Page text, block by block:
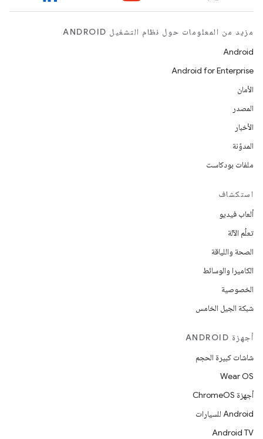
مزيد من المعلومات حول نظام التشغيل ANDROID
Android
Android for Enterprise
الأمان
المصدر
الأخبار
المدوّنة
ملفات بودكاست
استكشاف
ألعاب فيديو
تعلُم الآلة
الصحة واللياقة
الكاميرا والوسائط
الخصوصية
شبكة الجيل الخامس
أجهزة ANDROID
شاشات كبيرة الحجم
Wear OS
أجهزة ChromeOS
Android للسيارات
Android TV